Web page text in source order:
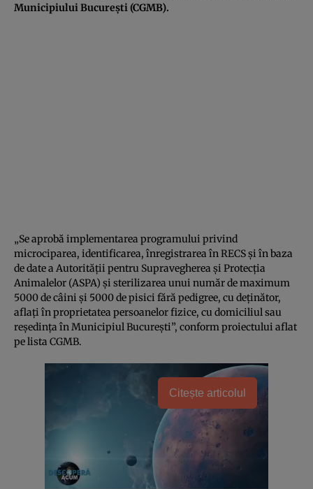
Municipiului București (CGMB).
„Se aprobă implementarea programului privind
microciparea, identificarea, înregistrarea în RECS și în baza
de date a Autorității pentru Supravegherea și Protecția
Animalelor (ASPA) și sterilizarea unui număr de maximum
5000 de câini și 5000 de pisici fără pedigree, cu deținător,
aflați în proprietatea persoanelor fizice, cu domiciliul sau
reședința în Municipiul București”, conform proiectului aflat
pe lista CGMB.
Citește articolul